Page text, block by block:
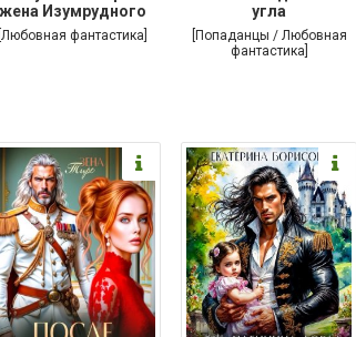
жена Изумрудного
дракона
[Любовная фантастика]
угла
[Попаданцы / Любовная
фантастика]